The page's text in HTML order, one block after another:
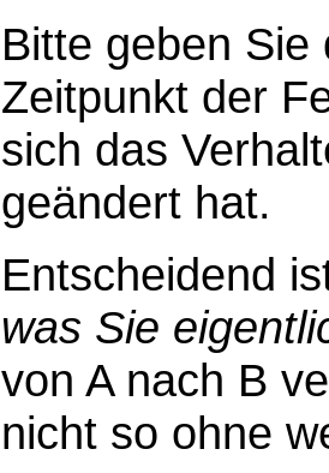
Bitte geben
Zeitpunkt der
sich das
geändert hat.
Entscheidend
was Sie
von A nach B
nicht so ohne